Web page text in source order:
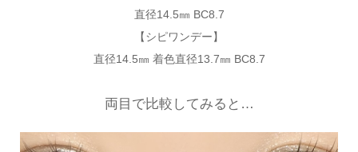
直径14.5㎜ BC8.7
【シピワンデー】
直径14.5㎜ 着色直径13.7㎜ BC8.7
両目で比較してみると…